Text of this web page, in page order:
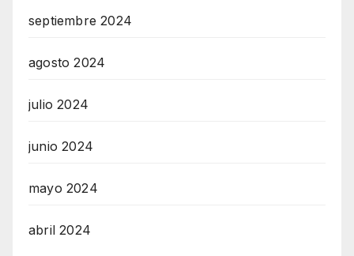
septiembre 2024
agosto 2024
julio 2024
junio 2024
mayo 2024
abril 2024